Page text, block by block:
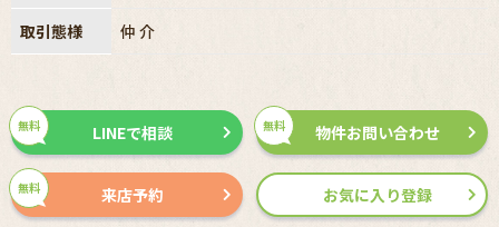
取引態様 仲介
無料 物件お問い合わせ
無料 LINEで相談
無料 来店予約 お気に入り登録